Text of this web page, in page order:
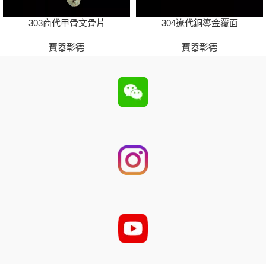
303商代甲骨文骨片
寶器彰德
304遼代銅鎏金覆面
寶器彰德